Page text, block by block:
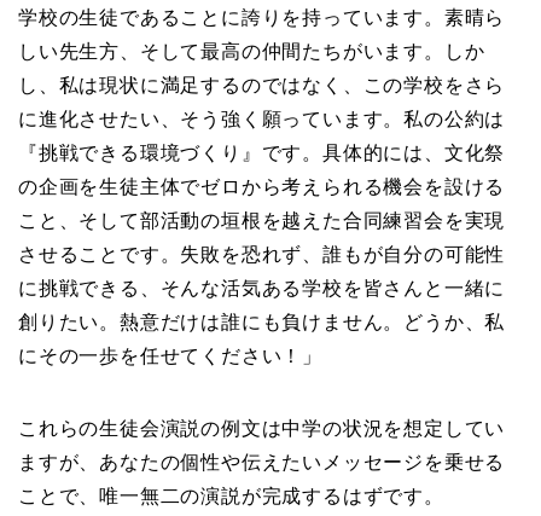
学校の生徒であることに誇りを持っています。素晴ら
しい先生方、そして最高の仲間たちがいます。しか
し、私は現状に満足するのではなく、この学校をさら
に進化させたい、そう強く願っています。私の公約は
『挑戦できる環境づくり』です。具体的には、文化祭
の企画を生徒主体でゼロから考えられる機会を設ける
こと、そして部活動の垣根を越えた合同練習会を実現
させることです。失敗を恐れず、誰もが自分の可能性
に挑戦できる、そんな活気ある学校を皆さんと一緒に
創りたい。熱意だけは誰にも負けません。どうか、私
にその一歩を任せてください！」
これらの生徒会演説の例文は中学の状況を想定してい
ますが、あなたの個性や伝えたいメッセージを乗せる
ことで、唯一無二の演説が完成するはずです。